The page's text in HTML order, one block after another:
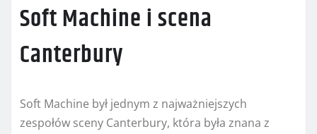
Soft Machine i scena
Canterbury
Soft Machine był jednym z najważniejszych
zespołów sceny Canterbury, która była znana z